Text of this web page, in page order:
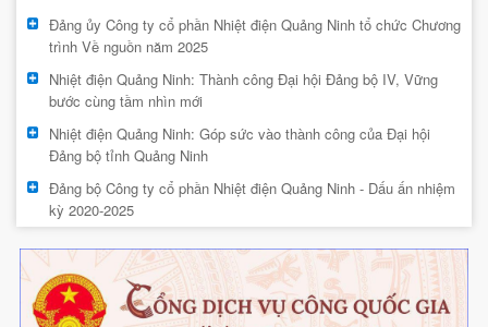
Đảng ủy Công ty cổ phần Nhiệt điện Quảng Ninh tổ chức Chương
trình Về nguồn năm 2025
Nhiệt điện Quảng Ninh: Thành công Đại hội Đảng bộ IV, Vững
bước cùng tầm nhìn mới
Nhiệt điện Quảng Ninh: Góp sức vào thành công của Đại hội
Đảng bộ tỉnh Quảng Ninh
Đảng bộ Công ty cổ phần Nhiệt điện Quảng Ninh - Dấu ấn nhiệm
kỳ 2020-2025